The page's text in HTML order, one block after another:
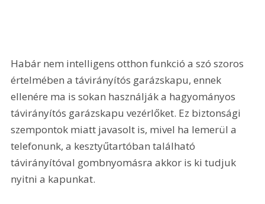
Habár nem intelligens otthon funkció a szó szoros
értelmében a távirányítós garázskapu, ennek
ellenére ma is sokan használják a hagyományos
távirányítós garázskapu vezérlőket. Ez biztonsági
szempontok miatt javasolt is, mivel ha lemerül a
telefonunk, a kesztyűtartóban található
távirányítóval gombnyomásra akkor is ki tudjuk
nyitni a kapunkat.